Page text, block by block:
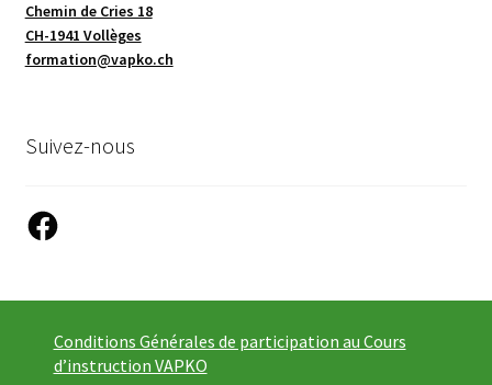
Chemin de Cries 18
CH-1941 Vollèges
formation@vapko.ch
Suivez-nous
Facebook
Conditions Générales de participation au Cours
d’instruction VAPKO